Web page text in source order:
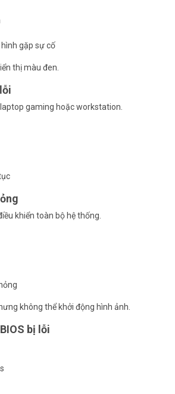
hình gặp sự cố
thị màu đen.
gaming hoặc workstation.
khiển toàn bộ hệ thống.
không thể khởi động hình ảnh.
bị lỗi